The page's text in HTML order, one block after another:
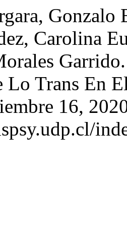
Gonzalo
Carolina
Lo Trans En
16,